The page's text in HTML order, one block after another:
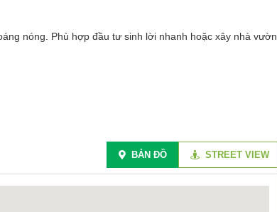
nóng. Phù hợp đầu tư sinh lời nhanh hoặc xây nhà vườn.
BẢN ĐỒ STREET VIEW